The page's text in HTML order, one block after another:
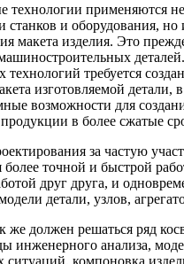
технологии применяются не
станков и оборудования, но
макета изделия. Это
требуется
изготовляемой детали,
возможности для
в более сжатые
за частую
более точной и быстрой
друг друга, и
детали, узлов,
же должен решаться ряд
инженерного анализа,
ситуаций, компоновка